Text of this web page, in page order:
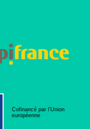
Cofinancé par l’Union
européenne